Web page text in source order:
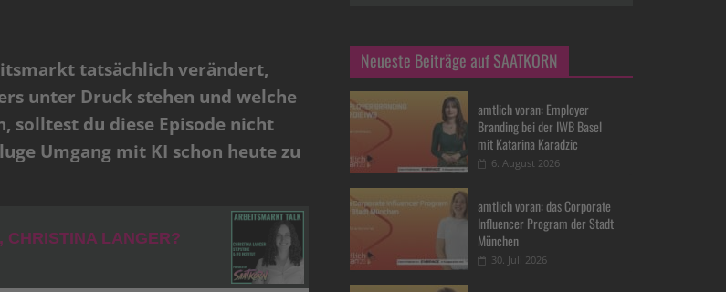
tatsächlich verändert,
unter Druck stehen und welche
solltest du diese Episode nicht
Umgang mit KI schon heute zu
Neueste Beiträge auf SAATKORN
amtlich voran: Employer
Branding bei der IWB Basel
mit Katarina Karadzic
6. August 2026
amtlich voran: das Corporate
Influencer Program der Stadt
München
30. Juli 2026